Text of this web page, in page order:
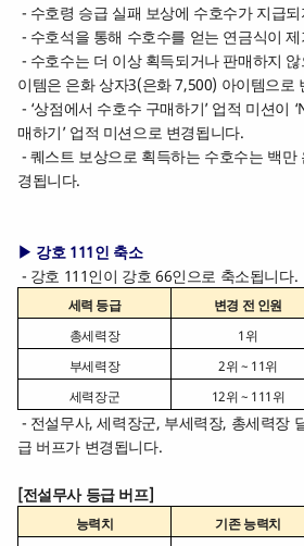
- 수호령 승급 실패 보상에 수호수가 지급
- 수호석을 통해 수호수를 얻는 연금식이
- 수호수는 더 이상 획득되거나 판매하지
이템은 은화 상자3(은화 7,500) 아이템으로
- ‘상점에서 수호수 구매하기’ 업적 미션이
매하기’ 업적 미션으로 변경됩니다.
- 퀘스트 보상으로 획득하는 수호수는 백만
경됩니다.
▶ 강호 111인 축소
- 강호 111인이 강호 66인으로 축소됩니다.
세력 등급 변경 전 인원
총세력장
1위
부세력장
2위 ~ 11위
세력장군
12위 ~ 111위
- 전설무사, 세력장군, 부세력장, 총세력장
급 버프가 변경됩니다.
[전설무사 등급 버프]
능력치 기존 능력치